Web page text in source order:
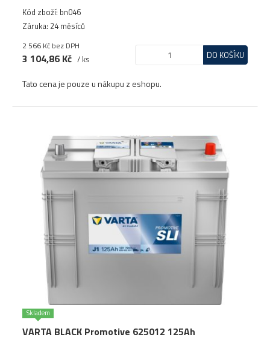
Kód zboží: bn046
Záruka: 24 měsíců
2 566 Kč bez DPH
3 104,86 Kč / ks DO KOŠÍKU
Tato cena je pouze u nákupu z eshopu.
Skladem
VARTA BLACK Promotive 625012 125Ah